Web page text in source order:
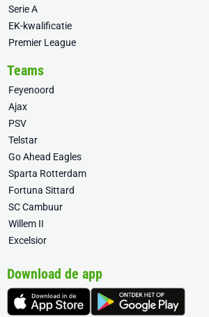
Serie A
EK-kwalificatie
Premier League
Teams
Feyenoord
Ajax
PSV
Telstar
Go Ahead Eagles
Sparta Rotterdam
Fortuna Sittard
SC Cambuur
Willem II
Excelsior
Download de app